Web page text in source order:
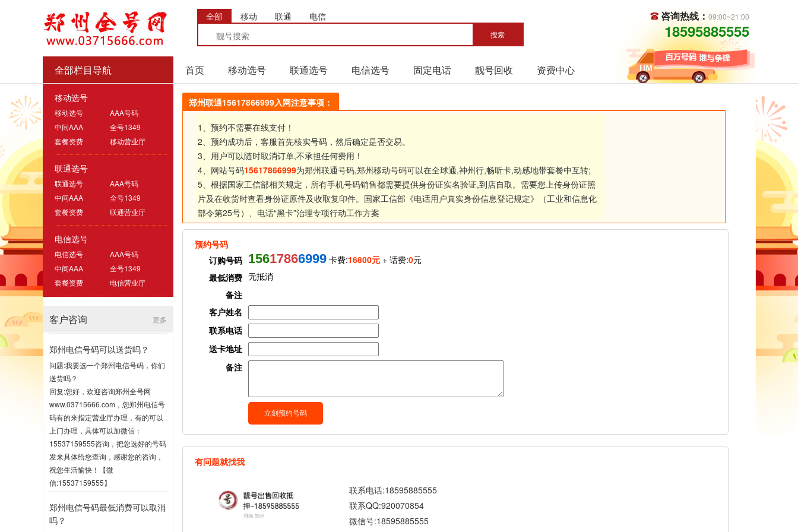
全部 移动 联通 电信 咨询热线： 09:00~21:00
18595885555
全部栏目导航 首页 移动选号 联通选号 电信选号 固定电话 靓号回收 资费中心
移动选号
移动选号
AAA号码
中间AAA
全号1349
套餐资费
移动营业厅
联通选号
联通选号
AAA号码
中间AAA
全号1349
套餐资费
联通营业厅
电信选号
电信选号
AAA号码
中间AAA
全号1349
套餐资费
电信营业厅
更多
客户咨询
郑州电信号码可以送货吗？
问题:我要选一个郑州电信号码，你们
送货吗？
回复:您好，欢迎咨询郑州全号网
www.03715666.com，您郑州电信号
码有的来指定营业厅办理，有的可以
上门办理，具体可以加微信：
15537159555咨询，把您选好的号码
发来具体给您查询，感谢您的咨询，
祝您生活愉快！【微
信:15537159555】
郑州电信号码最低消费可以取消
吗？
郑州联通15617866999入网注意事项：
1、预约不需要在线支付！
2、预约成功后，客服首先核实号码，然后确定是否交易。
3、用户可以随时取消订单,不承担任何费用！
4、网站号码15617866999为郑州联通号码,郑州移动号码可以在全球通,神州行,畅听卡,动感地带套餐中互转;
5、根据国家工信部相关规定，所有手机号码销售都需要提供身份证实名验证,到店自取。需要您上传身份证照
片及在收货时查看身份证原件及收取复印件。国家工信部《电话用户真实身份信息登记规定》（工业和信息化
部令第25号）、 电话“黑卡”治理专项行动工作方案
预约号码
订购号码 15617866999 卡费:16800元 + 话费:0元
最低消费 无抵消
备注
客户姓名
联系电话
送卡地址
备注
有问题就找我
联系电话:18595885555
联系QQ:920070854
微信号:18595885555